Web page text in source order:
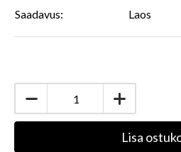
Saadavus: Laos
Lisa